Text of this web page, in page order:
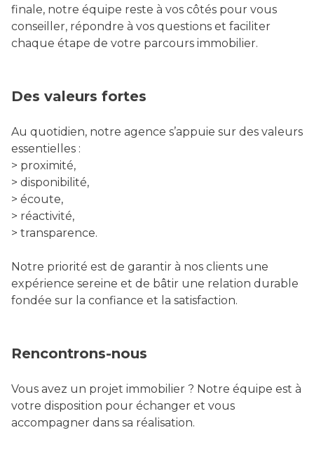
finale, notre équipe reste à vos côtés pour vous
conseiller, répondre à vos questions et faciliter
chaque étape de votre parcours immobilier.
Des valeurs fortes
Au quotidien, notre agence s’appuie sur des valeurs
essentielles :
> proximité,
> disponibilité,
> écoute,
> réactivité,
> transparence.
Notre priorité est de garantir à nos clients une
expérience sereine et de bâtir une relation durable
fondée sur la confiance et la satisfaction.
Rencontrons-nous
Vous avez un projet immobilier ? Notre équipe est à
votre disposition pour échanger et vous
accompagner dans sa réalisation.